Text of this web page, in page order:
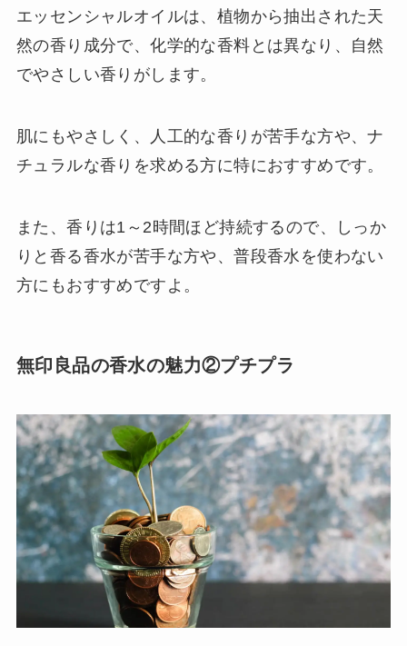
エッセンシャルオイルは、植物から抽出された天
然の香り成分で、化学的な香料とは異なり、自然
でやさしい香りがします。
肌にもやさしく、人工的な香りが苦手な方や、ナ
チュラルな香りを求める方に特におすすめです。
また、香りは1～2時間ほど持続するので、しっか
りと香る香水が苦手な方や、普段香水を使わない
方にもおすすめですよ。
無印良品の香水の魅力②プチプラ